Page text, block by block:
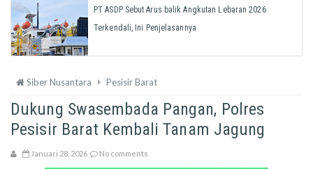
PT ASDP Sebut Arus balik Angkutan Lebaran 2026
Terkendali, Ini Penjelasannya
Siber Nusantara Pesisir Barat
Dukung Swasembada Pangan, Polres
Pesisir Barat Kembali Tanam Jagung
Januari 28, 2026 No comments